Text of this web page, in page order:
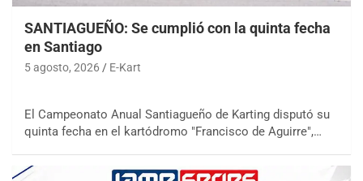
SANTIAGUEÑO: Se cumplió con la quinta fecha
en Santiago
5 agosto, 2026 E-Kart
El Campeonato Anual Santiagueño de Karting disputó su
quinta fecha en el kartódromo "Francisco de Aguirre",…